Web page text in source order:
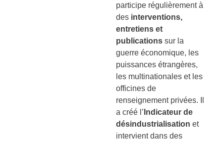
participe régulièrement à
des interventions,
entretiens et
publications sur la
guerre économique, les
puissances étrangères,
les multinationales et les
officines de
renseignement privées. Il
a créé l’ Indicateur de
désindustrialisation et
intervient dans des